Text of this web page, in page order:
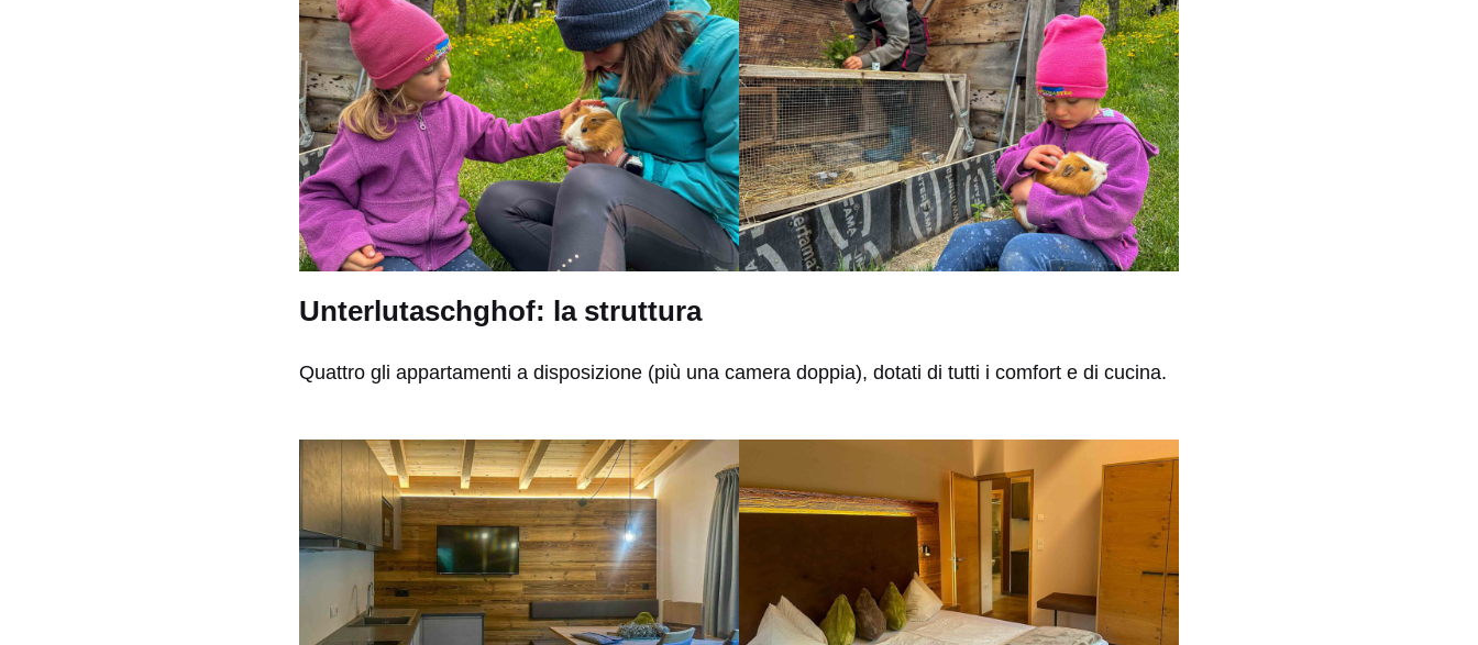
Unterlutaschghof: la struttura
Quattro gli appartamenti a disposizione (più una camera doppia), dotati di tutti i comfort e di cucina.